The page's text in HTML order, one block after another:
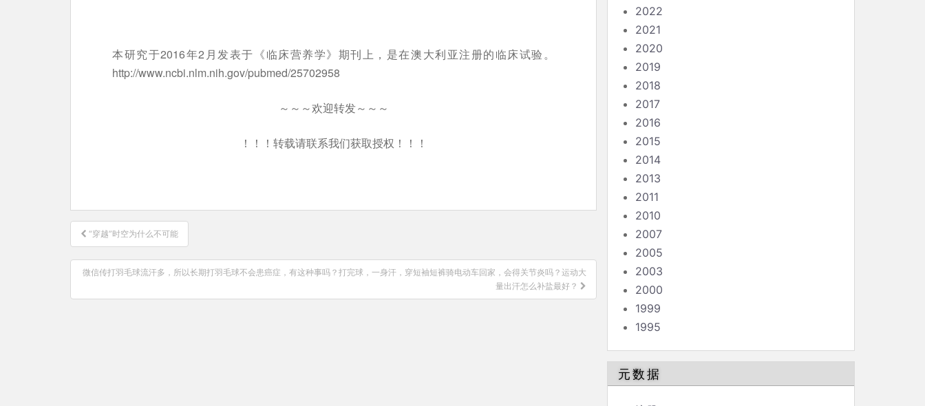
本研究于2016年2月发表于《临床营养学》期刊上，是在澳大利亚注册的临床试验。
http://www.ncbi.nlm.nih.gov/pubmed/25702958
～～～欢迎转发～～～
！！！转载请联系我们获取授权！！！
文
章
导
航
“穿越”时空为什么不可能
微信传打羽毛球流汗多，所以长期打羽毛球不会患癌症，有这种事吗？打完球，一身汗，穿短袖短裤骑电动车回家，会得关节炎吗？运动大
量出汗怎么补盐最好？
2022
2021
2020
2019
2018
2017
2016
2015
2014
2013
2011
2010
2007
2005
2003
2000
1999
1995
元数据